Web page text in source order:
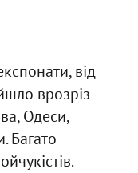
від
врозріз
Одеси,
Багато